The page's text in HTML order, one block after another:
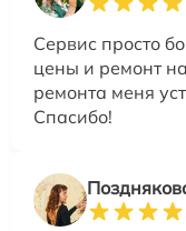
Сервис просто
цены и ремонт
ремонта меня
Спасибо!